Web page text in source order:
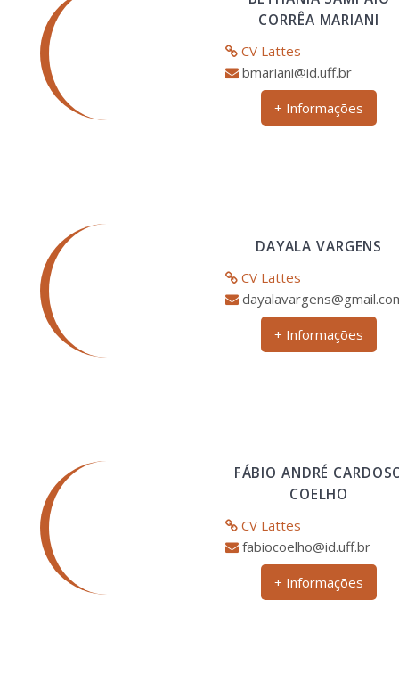
CORRÊA MARIANI
CV Lattes
bmariani@id.uff.br
+ Informações
DAYALA VARGENS
CV Lattes
+ Informações
FÁBIO ANDRÉ
COELHO
CV Lattes
fabiocoelho@id.uff.br
+ Informações